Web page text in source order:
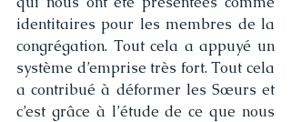
identitaires pour les membres de la
congrégation. Tout cela a appuyé un
système d’emprise très fort. Tout cela
a contribué à déformer les Sœurs et
c’est grâce à l’étude de ce que nous